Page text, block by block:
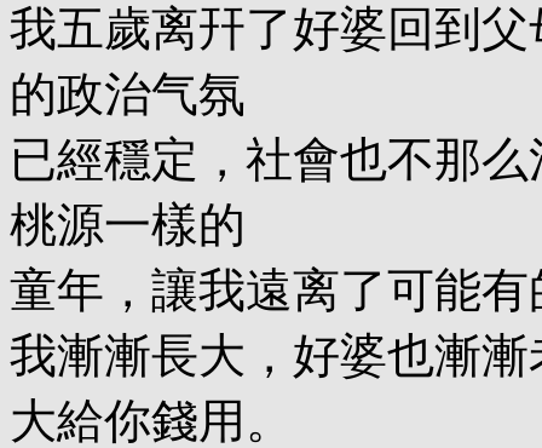
我五歲离幵了好婆回到
的政治气氛
已經穩定，社會也不那
桃源一樣的
童年，讓我遠离了可能
我漸漸長大，好婆也漸
大給你錢用。